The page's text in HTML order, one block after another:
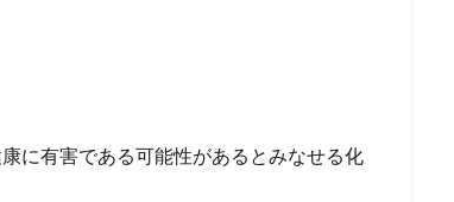
に有害である可能性があるとみなせる化